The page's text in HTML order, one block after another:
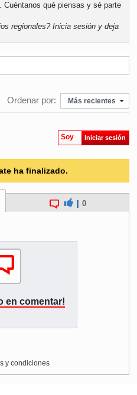
qué piensas y sé parte
regionales?Inicia sesión y deja
Ordenar por: Más recientes
Soy Iniciar sesión
ha finalizado.
0
en comentar!
y condiciones